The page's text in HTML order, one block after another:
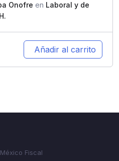
Onofre en Laboral y de
Añadir al carrito